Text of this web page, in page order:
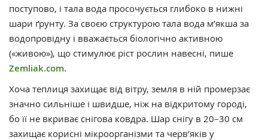
поступово, і тала вода просочується глибоко в нижні
шари ґрунту. За своєю структурою тала вода м’якша за
водопровідну і вважається біологічно активною
(«живою»), що стимулює ріст рослин навесні, пише
Zemliak.com.
Хоча теплиця захищає від вітру, земля в ній промерзає
значно сильніше і швидше, ніж на відкритому городі,
бо її не вкриває снігова ковдра. Шар снігу в 20–30 см
захищає корисні мікроорганізми та черв’яків у